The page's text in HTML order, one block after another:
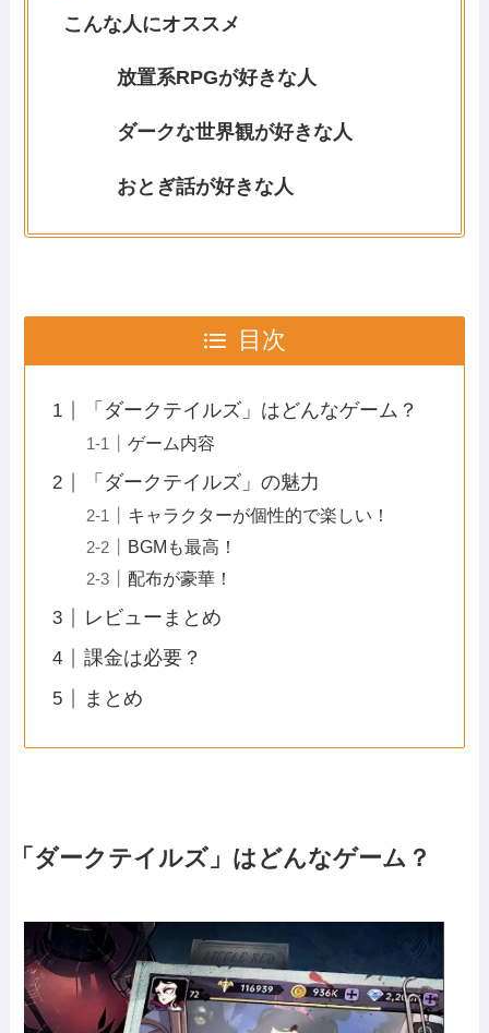
こんな人にオススメ
放置系RPGが好きな人
ダークな世界観が好きな人
おとぎ話が好きな人
目次
「ダークテイルズ」はどんなゲーム？
ゲーム内容
「ダークテイルズ」の魅力
キャラクターが個性的で楽しい！
BGMも最高！
配布が豪華！
レビューまとめ
課金は必要？
まとめ
「ダークテイルズ」はどんなゲーム？